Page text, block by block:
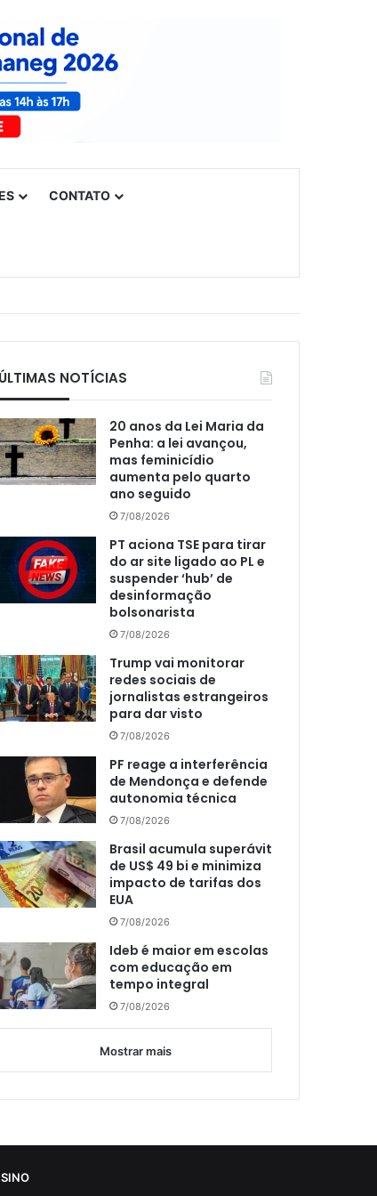
CONTATO
ÚLTIMAS NOTÍCIAS
20 anos da Lei Maria da
Penha: a lei avançou,
mas feminicídio
aumenta pelo quarto
ano seguido
7/08/2026
PT aciona TSE para tirar
do ar site ligado ao PL e
suspender ‘hub’ de
desinformação
bolsonarista
7/08/2026
Trump vai monitorar
redes sociais de
jornalistas estrangeiros
para dar visto
7/08/2026
PF reage a interferência
de Mendonça e defende
autonomia técnica
7/08/2026
Brasil acumula superávit
de US$ 49 bi e minimiza
impacto de tarifas dos
EUA
7/08/2026
Ideb é maior em escolas
com educação em
tempo integral
7/08/2026
Mostrar mais